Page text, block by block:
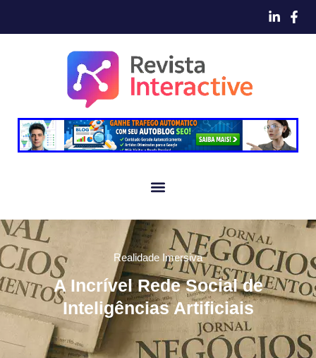
Realidade Imersiva
A Incrível Rede Social de
Inteligências Artificiais